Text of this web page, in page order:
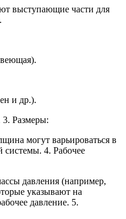
выступающие части для
и др.).
Размеры:
могут варьироваться в
системы. 4. Рабочее
давления (например,
указывают на
давление. 5.